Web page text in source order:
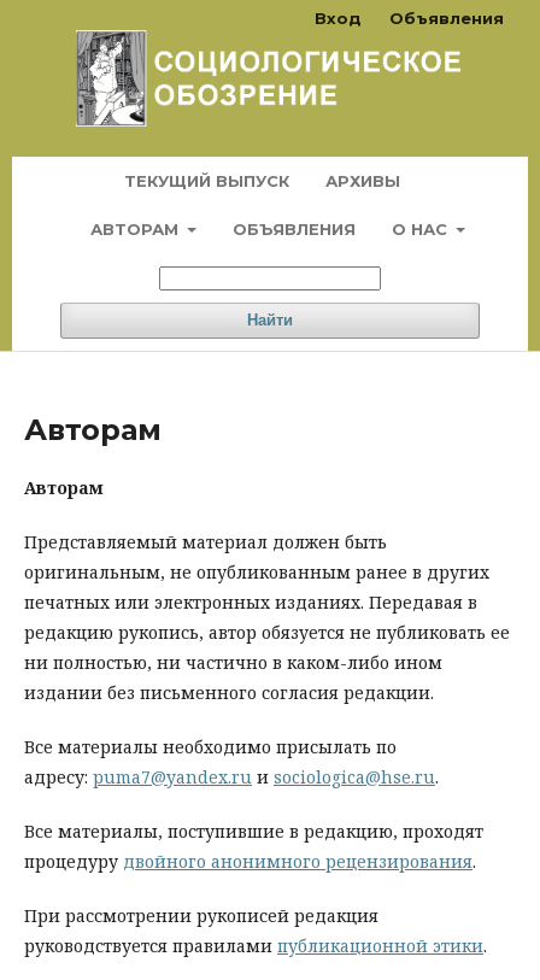
ТЕКУЩИЙ ВЫПУСК АРХИВЫ
АВТОРАМ ОБЪЯВЛЕНИЯ О НАС
Найти
Вход Объявления
Авторам
Авторам
Представляемый материал должен быть
оригинальным, не опубликованным ранее в других
печатных или электронных изданиях. Передавая в
редакцию рукопись, автор обязуется не публиковать ее
ни полностью, ни частично в каком-либо ином
издании без письменного согласия редакции.
Все материалы необходимо присылать по
адресу: puma7@yandex.ru и sociologica@hse.ru.
Все материалы, поступившие в редакцию, проходят
процедуру двойного анонимного рецензирования.
При рассмотрении рукописей редакция
руководствуется правилами публикационной этики.